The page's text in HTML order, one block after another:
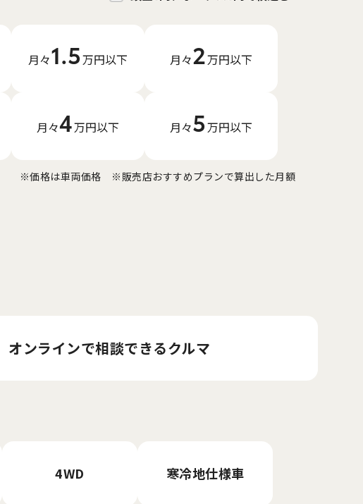
月々1.5万円以下 月々2万円以下
月々4万円以下 月々5万円以下
※価格は車両価格 ※販売店おすすめプランで算出した月額
オンラインで相談できるクルマ
4WD 寒冷地仕様車